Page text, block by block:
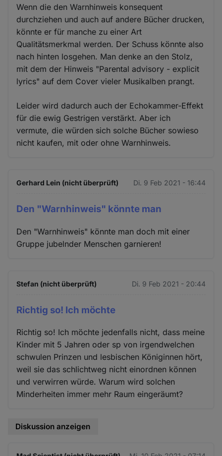
Wenn die den Warnhinweis konsequent
durchziehen und auch auf andere Bücher drucken,
könnte er für manche zu einer Art
Qualitätsmerkmal werden. Der Schuss könnte also
nach hinten losgehen. Man denke an den Stolz,
mit dem der Hinweis "Parental advisory - explicit
lyrics" auf dem Cover vieler Musikalben prangt.
Leider wird dadurch auch der Echokammer-Effekt
für die ewig Gestrigen verstärkt. Aber ich
vermute, die würden sich solche Bücher sowieso
nicht kaufen, mit oder ohne Warnhinweis.
Gerhard Lein (nicht überprüft) Di. 9 Feb 2021 - 16:44
Den "Warnhinweis" könnte man
Den "Warnhinweis" könnte man doch mit einer
Gruppe jubelnder Menschen garnieren!
Stefan (nicht überprüft) Di. 9 Feb 2021 - 20:44
Richtig so! Ich möchte
Richtig so! Ich möchte jedenfalls nicht, dass meine
Kinder mit 5 Jahren oder sp von irgendwelchen
schwulen Prinzen und lesbischen Königinnen hört,
weil sie das schlichtweg nicht einordnen können
und verwirren würde. Warum wird solchen
Minderheiten immer mehr Raum eingeräumt?
Diskussion anzeigen